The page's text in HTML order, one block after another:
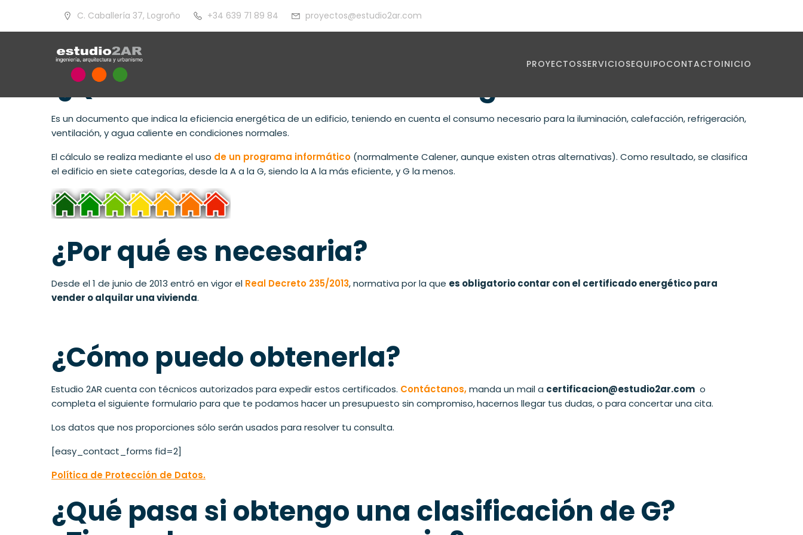
C. Caballería 37, Logroño +34 639 71 89 84 proyectos@estudio2ar.com
PROYECTOSSERVICIOSEQUIPOCONTACTOINICIO
¿Qué es una Certificación Energética?
Es un documento que indica la eficiencia energética de un edificio, teniendo en cuenta el consumo necesario para la iluminación, calefacción, refrigeración,
ventilación, y agua caliente en condiciones normales.
El cálculo se realiza mediante el uso de un programa informático (normalmente Calener, aunque existen otras alternativas). Como resultado, se clasifica
el edificio en siete categorías, desde la A a la G, siendo la A la más eficiente, y G la menos.
¿Por qué es necesaria?
Desde el 1 de junio de 2013 entró en vigor el Real Decreto 235/2013, normativa por la que es obligatorio contar con el certificado energético para
vender o alquilar una vivienda.
¿Cómo puedo obtenerla?
Estudio 2AR cuenta con técnicos autorizados para expedir estos certificados. Contáctanos,manda un mail a certificacion@estudio2ar.com o
completa el siguiente formulario para que te podamos hacer un presupuesto sin compromiso,hacernos llegar tus dudas, o para concertar una cita.
Los datos que nos proporciones sólo serán usados para resolver tu consulta.
[easy_contact_forms fid=2]
Política de Protección de Datos.
¿Qué pasa si obtengo una clasificación de G?